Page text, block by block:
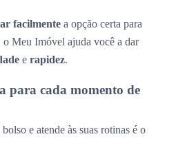
facilmente a opção certa para
o Meu Imóvel ajuda você a dar
e rapidez.
para cada momento de
e atende às suas rotinas é o